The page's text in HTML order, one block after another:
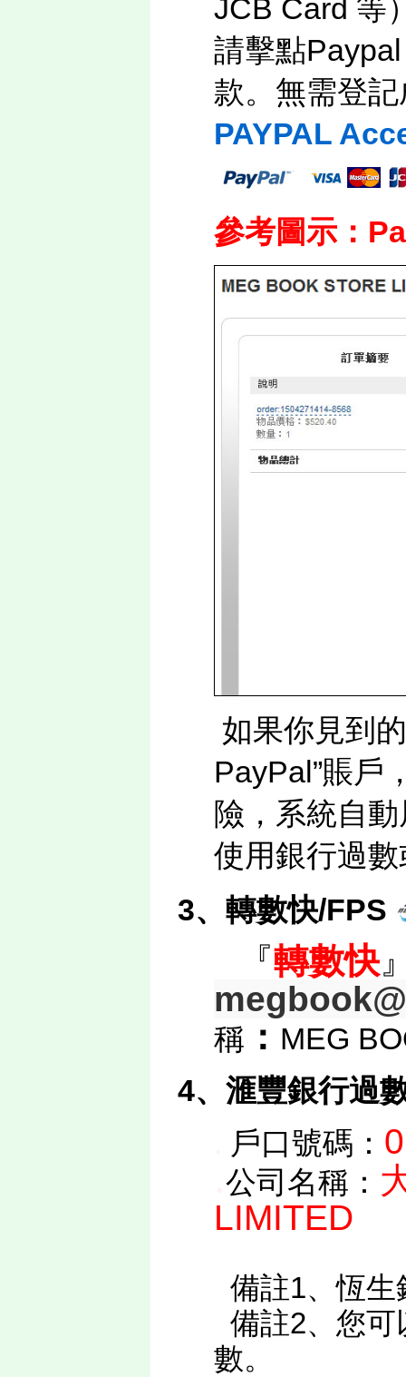
JCB Card 等
請擊點
款。無需登
PAYPAL
參考圖示：
如果你見到
PayPal”賬戶
險，系統自
使用銀行過
3、轉數快/FPS
『轉數快
稱 ： MEG
4、滙豐銀行過
戶口號碼：
公司名稱：
LIMITED
備註1、恆
備註2、您可
數。